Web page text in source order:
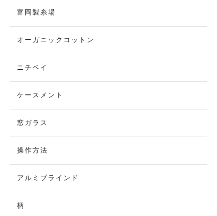
富岡製糸場
オーガニックコットン
ニチベイ
ケースメント
窓ガラス
操作方法
アルミブラインド
柄